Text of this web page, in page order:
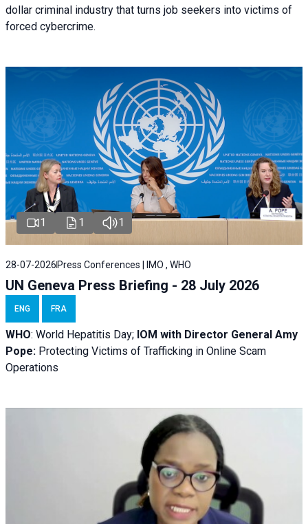
dollar criminal industry that turns job seekers into victims of
forced cybercrime.
1 1 1
28-07-2026 Press Conferences | IMO , WHO
UN Geneva Press Briefing - 28 July 2026
ENG FRA
WHO: World Hepatitis Day; IOM with Director General Amy
Pope: Protecting Victims of Trafficking in Online Scam
Operations